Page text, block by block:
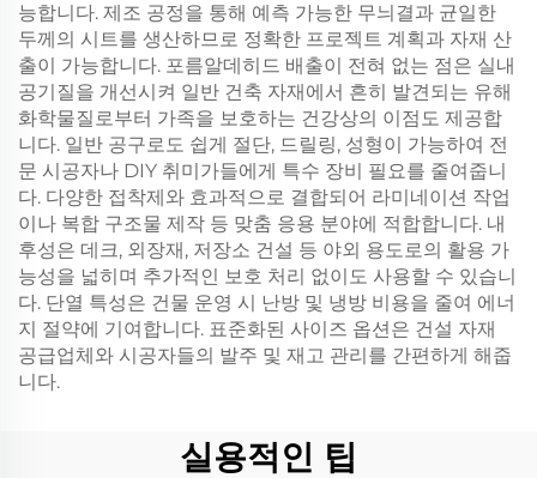
능합니다. 제조 공정을 통해 예측 가능한 무늬결과 균일한
두께의 시트를 생산하므로 정확한 프로젝트 계획과 자재 산
출이 가능합니다. 포름알데히드 배출이 전혀 없는 점은 실내
공기질을 개선시켜 일반 건축 자재에서 흔히 발견되는 유해
화학물질로부터 가족을 보호하는 건강상의 이점도 제공합
니다. 일반 공구로도 쉽게 절단, 드릴링, 성형이 가능하여 전
문 시공자나 DIY 취미가들에게 특수 장비 필요를 줄여줍니
다. 다양한 접착제와 효과적으로 결합되어 라미네이션 작업
이나 복합 구조물 제작 등 맞춤 응용 분야에 적합합니다. 내
후성은 데크, 외장재, 저장소 건설 등 야외 용도로의 활용 가
능성을 넓히며 추가적인 보호 처리 없이도 사용할 수 있습니
다. 단열 특성은 건물 운영 시 난방 및 냉방 비용을 줄여 에너
지 절약에 기여합니다. 표준화된 사이즈 옵션은 건설 자재
공급업체와 시공자들의 발주 및 재고 관리를 간편하게 해줍
니다.
실용적인 팁